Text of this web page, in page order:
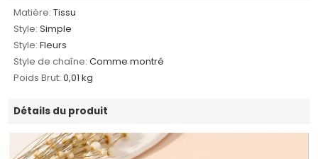
Matière: Tissu
Style: Simple
Style: Fleurs
Style de chaîne: Comme montré
Poids Brut: 0,01 kg
Détails du produit